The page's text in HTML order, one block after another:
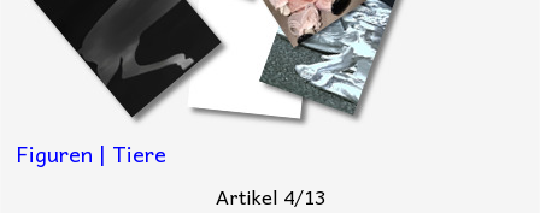
Figuren | Tiere
Artikel 4/13